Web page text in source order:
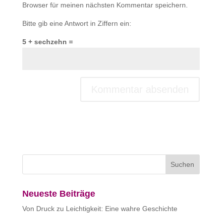
Browser für meinen nächsten Kommentar speichern.
Bitte gib eine Antwort in Ziffern ein:
5 + sechzehn =
Neueste Beiträge
Von Druck zu Leichtigkeit: Eine wahre Geschichte